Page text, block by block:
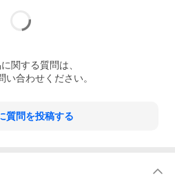
に関する質問は、
い合わせください。
質問を投稿する